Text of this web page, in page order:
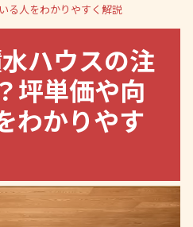
る人をわかりやすく解説
ハウスの注
坪単価や向
わかりやす